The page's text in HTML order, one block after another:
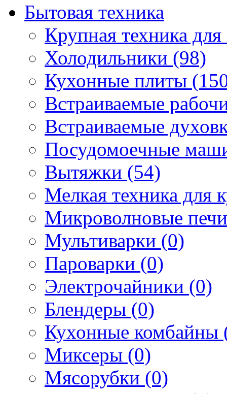
Бытовая техника
Крупная техника
Холодильники (98)
Кухонные плиты
Встраиваемые
Встраиваемые
Посудомоечные
Вытяжки (54)
Мелкая техника для
Микроволновые
Мультиварки (0)
Пароварки (0)
Электрочайники (0)
Блендеры (0)
Кухонные комбайны
Миксеры (0)
Мясорубки (0)